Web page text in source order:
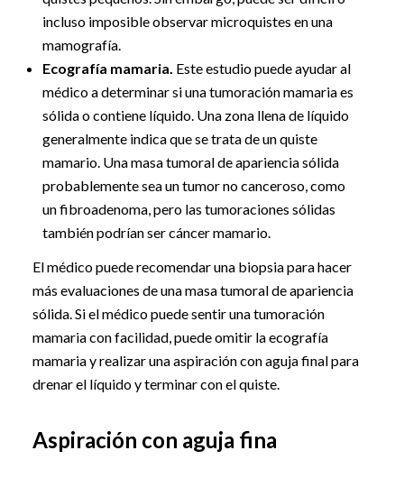
incluso imposible observar microquistes en una
mamografía.
Ecografía mamaria. Este estudio puede ayudar al
médico a determinar si una tumoración mamaria es
sólida o contiene líquido. Una zona llena de líquido
generalmente indica que se trata de un quiste
mamario. Una masa tumoral de apariencia sólida
probablemente sea un tumor no canceroso, como
un fibroadenoma, pero las tumoraciones sólidas
también podrían ser cáncer mamario.
El médico puede recomendar una biopsia para hacer
más evaluaciones de una masa tumoral de apariencia
sólida. Si el médico puede sentir una tumoración
mamaria con facilidad, puede omitir la ecografía
mamaria y realizar una aspiración con aguja final para
drenar el líquido y terminar con el quiste.
Aspiración con aguja fina